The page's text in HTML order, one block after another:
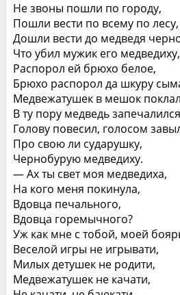
Не звоны пошли по городу,
Пошли вести по всему по лесу,
Дошли вести до медведя
Что убил мужик его медведиху,
Распорол ей брюхо белое,
Брюхо распорол да шкуру
Медвежатушек в мешок
В ту пору медведь
Голову повесил, голосом
Про свою ли сударушку,
Чернобурую медведиху.
— Ах ты свет моя медведиха,
На кого меня покинула,
Вдовца печального,
Вдовца горемычного?
Уж как мне с тобой, моей
Веселой игры не игрывати,
Милых детушек не родити,
Медвежатушек не качати,